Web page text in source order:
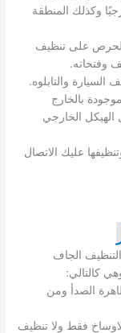
وكذلك المنطقة
على تنظيف
وفتحاته.
والتابلوه.
بالخارج
الهيكل الخارجي
عليك الاتصال
الجاف
كالتالي:
الصدأ ومن
فقط ولا تنظيف